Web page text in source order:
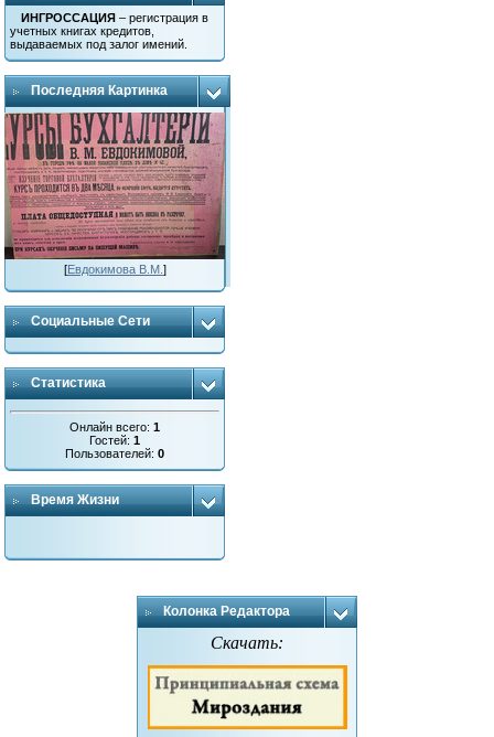
ИНГРОССАЦИЯ – регистрация в
учетных книгах кредитов,
выдаваемых под залог имений.
Последняя Картинка
[Евдокимова В.М. ]
Социальные Сети
Статистика
Онлайн всего:1
Гостей:1
Пользователей:0
Время Жизни
Колонка Редактора
Скачать: